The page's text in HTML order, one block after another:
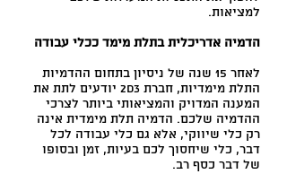
למציאות.
הדמיה אדריכלית בתלת מימד ככלי עבודה
לאחר 15 שנה של ניסיון בתחום ההדמיות
התלת מימדיות, חברת 2D3 יודעים לתת את
המענה המדויק והמציאותי ביותר לצרכי
ההדמיה שלכם. הדמיה תלת מימדית אינה
רק כלי שיווקי, אלא גם כלי עבודה לכל
דבר, כלי שיחסוך לכם בעיות, זמן ובסופו
של דבר כסף רב.